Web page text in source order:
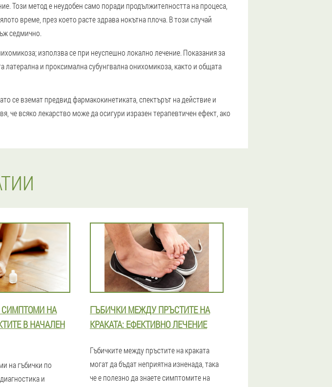
Този метод е неудобен само поради продължителността на процеса,
време, през което расте здрава нокътна плоча. В този случай
седмично.
използва се при неуспешно локално лечение. Показания за
латерална и проксимална субунгвална онихомикоза, както и общата
се вземат предвид фармакокинетиката, спектърът на действие и
че всяко лекарство може да осигури изразен терапевтичен ефект, ако
НА
В НАЧАЛЕН
на гъбички по
и
ГЪБИЧКИ МЕЖДУ ПРЪСТИТЕ НА
КРАКАТА: ЕФЕКТИВНО ЛЕЧЕНИЕ
Гъбичките между пръстите на краката
могат да бъдат неприятна изненада, така
че е полезно да знаете симптомите на